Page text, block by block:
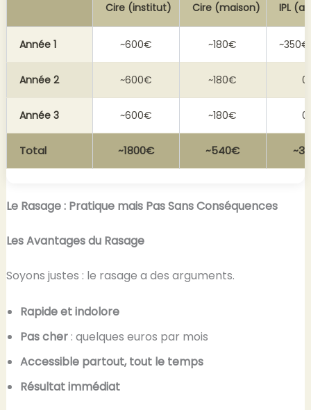
Cire (institut) Cire (maison) IPL
Année 1 ~600€ ~180€
Année 2 ~600€ ~180€
Année 3 ~600€ ~180€
Total ~1800€ ~540€
Le Rasage : Pratique mais Pas Sans Conséquences
Les Avantages du Rasage
Soyons justes : le rasage a des arguments.
Rapide et indolore
Pas cher: quelques euros par mois
Accessible partout, tout le temps
Résultat immédiat